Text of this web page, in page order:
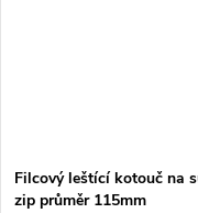
Filcový leštící kotouč na
zip průměr 115mm